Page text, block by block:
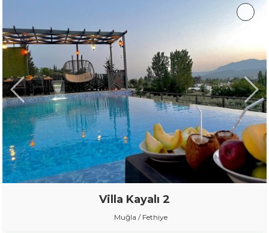
Villa Kayalı 2
Muğla / Fethiye